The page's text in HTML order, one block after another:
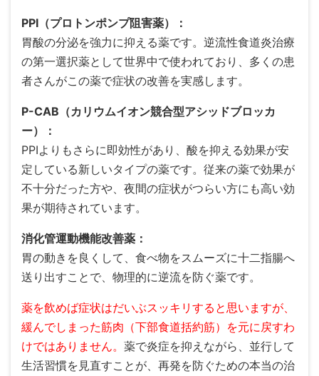
PPI （プロトンポンプ阻害薬）：
胃酸の分泌を強力に抑える薬です。逆流性食道炎治療
の第一選択薬として世界中で使われており、多くの患
者さんがこの薬で症状の改善を実感します。
P-CAB（カリウムイオン競合型アシッドブロッカ
ー）：
PPIよりもさらに即効性があり、酸を抑える効果が安
定している新しいタイプの薬です。従来の薬で効果が
不十分だった方や、夜間の症状がつらい方にも高い効
果が期待されています。
消化管運動機能改善薬：
胃の動きを良くして、食べ物をスムーズに十二指腸へ
送り出すことで、物理的に逆流を防ぐ薬です。
薬を飲めば症状はだいぶスッキリすると思いますが、
緩んでしまった筋肉（下部食道括約筋）を元に戻すわ
けではありません。 薬で炎症を抑えながら、並行して
生活習慣を見直すことが、再発を防ぐための本当の治